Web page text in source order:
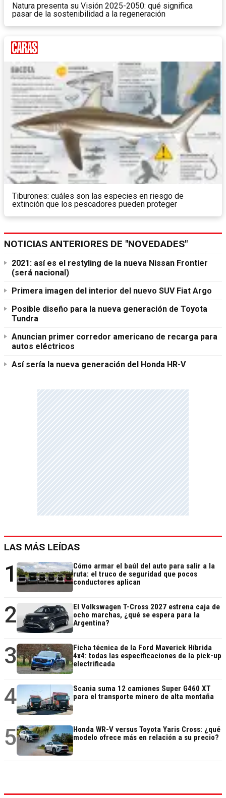
Natura presenta su Visión 2025-2050: qué significa
pasar de la sostenibilidad a la regeneración
Tiburones: cuáles son las especies en riesgo de
extinción que los pescadores pueden proteger
NOTICIAS ANTERIORES DE "NOVEDADES"
2021: así es el restyling de la nueva Nissan Frontier
(será nacional)
Primera imagen del interior del nuevo SUV Fiat Argo
Posible diseño para la nueva generación de Toyota
Tundra
Anuncian primer corredor americano de recarga para
autos eléctricos
Así sería la nueva generación del Honda HR-V
LAS MÁS LEÍDAS
1
Cómo armar el baúl del auto para salir a la
ruta: el truco de seguridad que pocos
conductores aplican
2
El Volkswagen T-Cross 2027 estrena caja de
ocho marchas, ¿qué se espera para la
Argentina?
3
Ficha técnica de la Ford Maverick Híbrida
4x4: todas las especificaciones de la pick-up
electrificada
4
Scania suma 12 camiones Super G460 XT
para el transporte minero de alta montaña
5
Honda WR-V versus Toyota Yaris Cross: ¿qué
modelo ofrece más en relación a su precio?